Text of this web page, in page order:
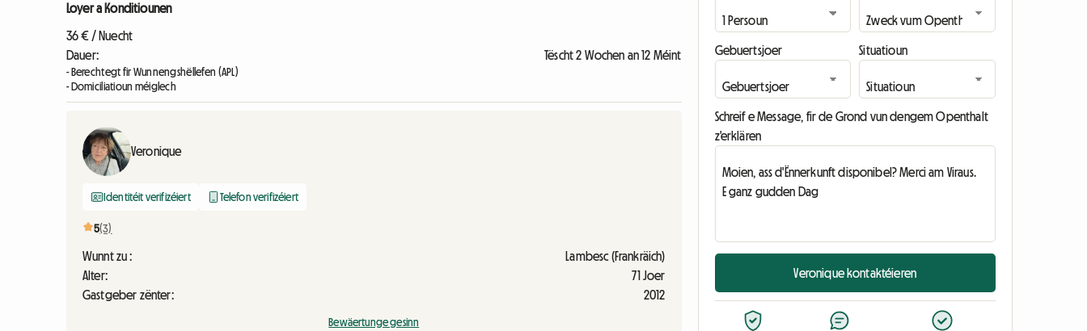
Loyer a Konditiounen
36 € / Nuecht
Dauer:
Tëscht 2 Wochen an 12 Méint
- Berechtegt fir Wunnengshëllefen (APL)
- Domiciliatioun méiglech
Veronique
Identitéit verifizéiert Telefon verifizéiert
5(3)
Wunnt zu :
Lambesc (Frankräich)
Alter:
71 Joer
Gastgeber zënter:
2012
Bewäertunge gesinn
Gebuertsjoer Situatioun
Schreif e Message, fir de Grond vun dengem Openthalt
z'erklären
Veronique kontaktéieren